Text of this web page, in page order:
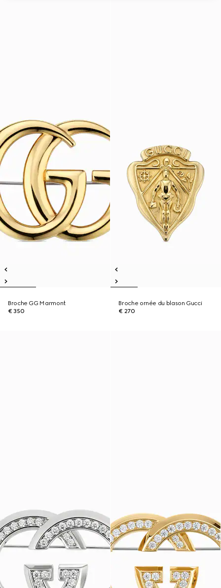
Broche GG Marmont
€ 350
Broche ornée du blason Gucci
€ 270